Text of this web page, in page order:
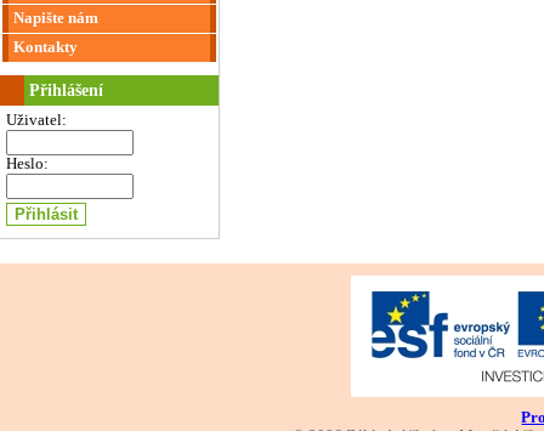
Napište nám
Kontakty
Přihlášení
Uživatel:
Heslo: